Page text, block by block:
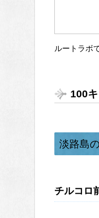
ルートラボ
100
淡路島
チルコロ